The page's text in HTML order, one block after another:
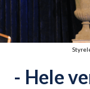
- Hele